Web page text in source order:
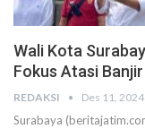
Wali Kota
Fokus Atasi Banjir
REDAKSI Des 11, 2024
Surabaya